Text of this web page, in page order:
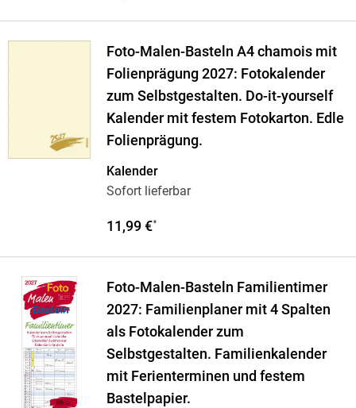
Foto-Malen-Basteln A4 chamois mit
Folienprägung 2027: Fotokalender
zum Selbstgestalten. Do-it-yourself
Kalender mit festem Fotokarton. Edle
Folienprägung.
Kalender
Sofort lieferbar
11,99 €*
Foto-Malen-Basteln Familientimer
2027: Familienplaner mit 4 Spalten
als Fotokalender zum
Selbstgestalten. Familienkalender
mit Ferienterminen und festem
Bastelpapier.